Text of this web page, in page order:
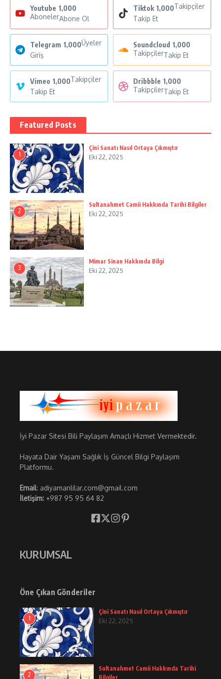
Youtube 1,000
AbonelerAbone Ol
Tiktok 1,000Takipçiler
Takip Et
Telegram 1,000Üyeler
Giriş
Soundcloud 1,000
TakipçilerTakip Et
Vimeo 1,000Takipçiler
Takip Et
Dribbble 1,000
TakipçilerTakip Et
Featured Posts
1
Çini Sanatı Nasıl Ortaya Çıkmıştır
Eki 22, 2025
2
Sultanahmet Camii Hakkında Tarihi Bilgiler
Eki 22, 2025
3
Mimar Sinan Hakkında Bilgi
Eki 22, 2025
İyi Pazar Sitesi Bili Paylaşım Amaçlı Hizmet Vermektedir.
Hayata Dair Yaşam Sağlık İş Güncel Bilgi Paylaşım
Platformu.
Email: adiyamanlilar.com@gmail.com
İletişim: +987 95 95 64 82
KURUMSAL
Öne Çıkan Gönderiler
1
Çini Sanatı Nasıl Ortaya Çıkmıştır
Eki 22, 2025
2
Sultanahmet Camii Hakkında Tarihi
Bilgiler